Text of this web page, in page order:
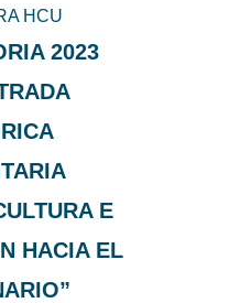
HCU
2023
E
HACIA EL